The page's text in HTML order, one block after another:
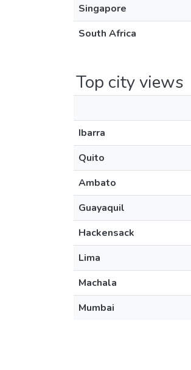
Singapore
South Africa
Top city views
Ibarra
Quito
Ambato
Guayaquil
Hackensack
Lima
Machala
Mumbai